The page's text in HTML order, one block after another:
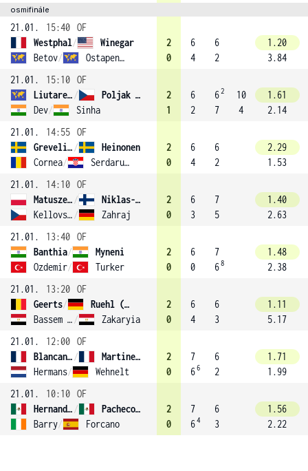
osmifinále
21.01. 15:40 OF
Westphal/
Winegar
Betov/ Ostapenkov
2
0
6
4
6
2
1.20
3.84
21.01.
15:10 OF
Liutarevich /
Poljak (3)
Dev/ Sinha
2
1
6
2
62
7
10
4
1.61
2.14
21.01.
14:55 OF
Grevelius /
Heinonen
Cornea/ Serdarusic (1)
2
0
6
4
6
2
2.29
1.53
21.01.
14:10 OF
Matuszewski /
Niklas-Salminen (2)
Kellovsky / Zahraj
2
0
6
3
7
5
1.40
2.63
21.01.
13:40 OF
Banthia/
Myneni
Ozdemir/ Turker
2
0
6
0
7
68
1.48
2.38
21.01.
13:20 OF
Geerts/
Ruehl (4)
Bassem Sobhy / Zakaryia
2
0
6
4
6
3
1.11
5.17
21.01.
12:00 OF
Blancaneaux /
Martineau
Hermans/ Wehnelt
2
0
7
66
6
2
1.71
1.99
21.01.
10:10 OF
Hernandez Serrano /
Pacheco Mendez
Barry/ Forcano
2
0
7
64
6
3
1.56
2.22